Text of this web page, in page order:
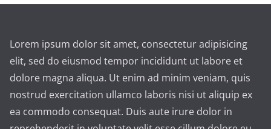
Lorem ipsum dolor sit amet, consectetur adipisicing
elit, sed do eiusmod tempor incididunt ut labore et
dolore magna aliqua. Ut enim ad minim veniam, quis
nostrud exercitation ullamco laboris nisi ut aliquip ex
ea commodo consequat. Duis aute irure dolor in